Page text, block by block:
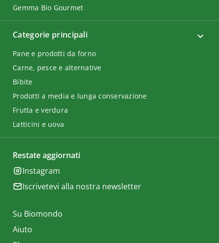
Categorie principali
Pane e prodotti da forno
Carne, pesce e alternative
Bibite
Prodotti a media e lunga conservazione
Frutta e verdura
Latticini e uova
Gemma Bio Gourmet
Restate aggiornati
Instagram
Iscrivetevi alla nostra newsletter
Su Biomondo
Aiuto